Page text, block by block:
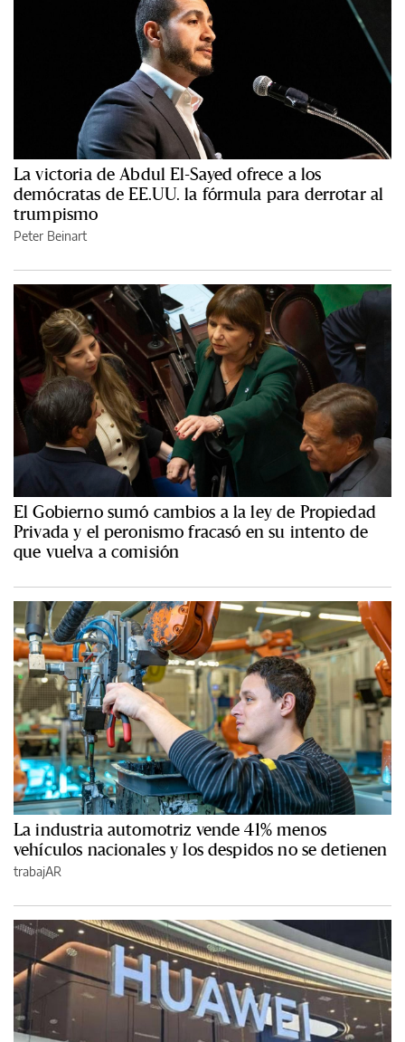
La victoria de Abdul El-Sayed ofrece a los
demócratas de EE.UU. la fórmula para derrotar al
trumpismo
Peter Beinart
El Gobierno sumó cambios a la ley de Propiedad
Privada y el peronismo fracasó en su intento de
que vuelva a comisión
La industria automotriz vende 41% menos
vehículos nacionales y los despidos no se detienen
trabajAR